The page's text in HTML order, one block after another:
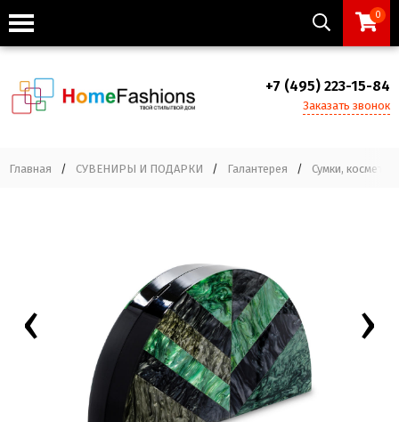
0
+7 (495) 223-15-84
Заказать звонок
Главная / СУВЕНИРЫ И ПОДАРКИ / Галантерея / Сумки,
‹ ›